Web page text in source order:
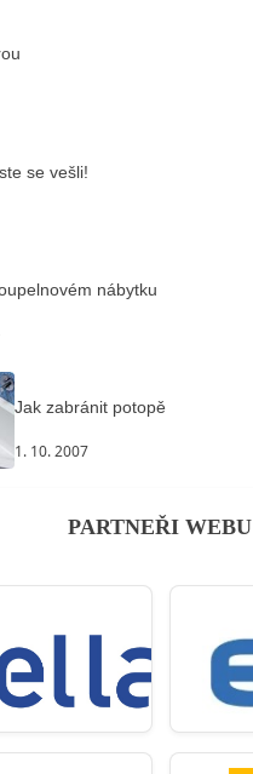
se vešli!
nábytku
Jak zabránit potopě
1. 10. 2007
PARTNEŘI WEBU